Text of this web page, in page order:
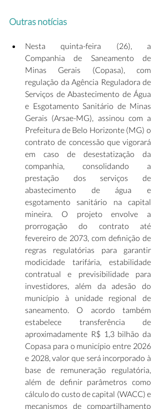
Outras notícias
Nesta quinta-feira (26), a
Companhia de Saneamento de
Minas Gerais (Copasa), com
regulação da Agência Reguladora de
Serviços de Abastecimento de Água
e Esgotamento Sanitário de Minas
Gerais (Arsae-MG), assinou com a
Prefeitura de Belo Horizonte (MG) o
contrato de concessão que vigorará
em caso de desestatização da
companhia, consolidando a
prestação dos serviços de
abastecimento de água e
esgotamento sanitário na capital
mineira. O projeto envolve a
prorrogação do contrato até
fevereiro de 2073, com definição de
regras regulatórias para garantir
modicidade tarifária, estabilidade
contratual e previsibilidade para
investidores, além da adesão do
município à unidade regional de
saneamento. O acordo também
estabelece transferência de
aproximadamente R$ 1,3 bilhão da
Copasa para o município entre 2026
e 2028, valor que será incorporado à
base de remuneração regulatória,
além de definir parâmetros como
cálculo do custo de capital (WACC) e
mecanismos de compartilhamento